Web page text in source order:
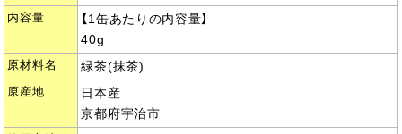
内容量
【1缶あたりの内容量】
40g
原材料名 緑茶(抹茶)
原産地
日本産
京都府宇治市